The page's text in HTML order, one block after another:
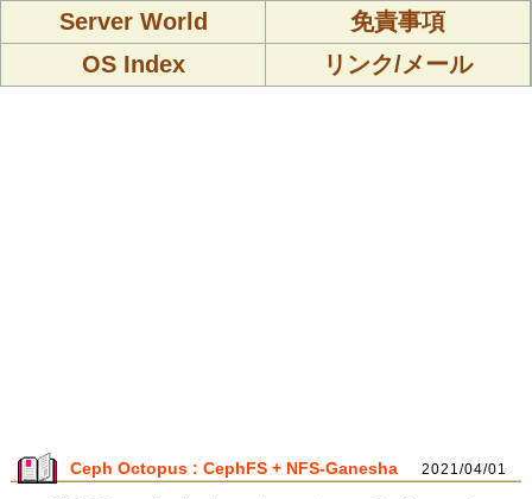
Server World
免責事項
OS Index
リンク/メール
Ceph Octopus : CephFS + NFS-Ganesha 2021/04/01